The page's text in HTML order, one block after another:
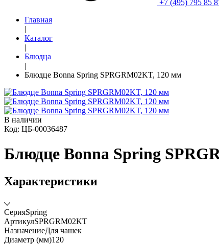
+7 (495) 795 85
Главная
|
Каталог
|
Блюдца
|
Блюдце Bonna Spring SPRGRM02KT, 120 мм
В наличии
Код: ЦБ-00036487
Блюдце Bonna Spring
Характеристики
СерияSpring
АртикулSPRGRM02KT
НазначениеДля чашек
Диаметр (мм)120